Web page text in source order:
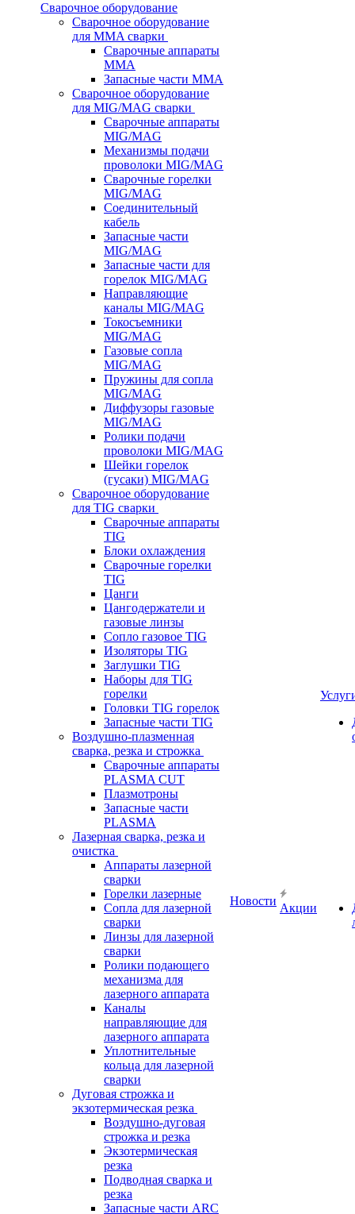
Сварочное оборудование
Сварочное оборудование
для MMA сварки
Сварочные аппараты
MMA
Запасные части MMA
Сварочное оборудование
для MIG/MAG сварки
Сварочные аппараты
MIG/MAG
Механизмы подачи
проволоки MIG/MAG
Сварочные горелки
MIG/MAG
Соединительный
кабель
Запасные части
MIG/MAG
Запасные части для
горелок MIG/MAG
Направляющие
каналы MIG/MAG
Токосъемники
MIG/MAG
Газовые сопла
MIG/MAG
Пружины для сопла
MIG/MAG
Диффузоры газовые
MIG/MAG
Ролики подачи
проволоки MIG/MAG
Шейки горелок
(гусаки) MIG/MAG
Сварочное оборудование
для TIG сварки
Сварочные аппараты
TIG
Блоки охлаждения
Сварочные горелки
TIG
Цанги
Цангодержатели и
газовые линзы
Сопло газовое TIG
Изоляторы TIG
Заглушки TIG
Наборы для TIG
горелки
Головки TIG горелок
Запасные части TIG
Воздушно-плазменная
сварка, резка и строжка
Сварочные аппараты
PLASMA CUT
Плазмотроны
Запасные части
PLASMA
Лазерная сварка, резка и
очистка
Аппараты лазерной
сварки
Горелки лазерные
Сопла для лазерной
сварки
Линзы для лазерной
сварки
Ролики подающего
механизма для
лазерного аппарата
Каналы
направляющие для
лазерного аппарата
Уплотнительные
кольца для лазерной
сварки
Дуговая строжка и
экзотермическая резка
Воздушно-дуговая
строжка и резка
Экзотермическая
резка
Подводная сварка и
резка
Запасные части ARC
Новости
Акции